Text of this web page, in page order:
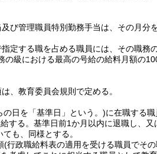
び管理職員特別勤務手当は、その月分
定する職を占める職員には、その職務
の級における最高の号給の給料月額の
、教育委員会規則で定める。
日を「基準日」という。)に在職する職
する。 基準日前1か月以内に退職し、又
ても、同様とする。
(行政職給料表の適用を受ける職員でそ